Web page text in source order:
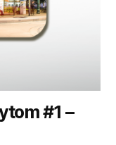
#1 –